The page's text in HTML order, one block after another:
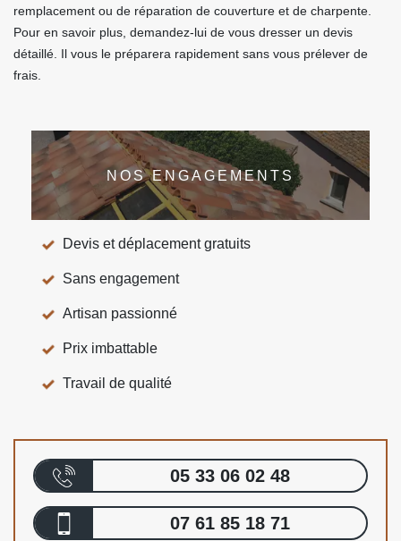
remplacement ou de réparation de couverture et de charpente.
Pour en savoir plus, demandez-lui de vous dresser un devis
détaillé. Il vous le préparera rapidement sans vous prélever de
frais.
NOS ENGAGEMENTS
Devis et déplacement gratuits
Sans engagement
Artisan passionné
Prix imbattable
Travail de qualité
05 33 06 02 48
07 61 85 18 71